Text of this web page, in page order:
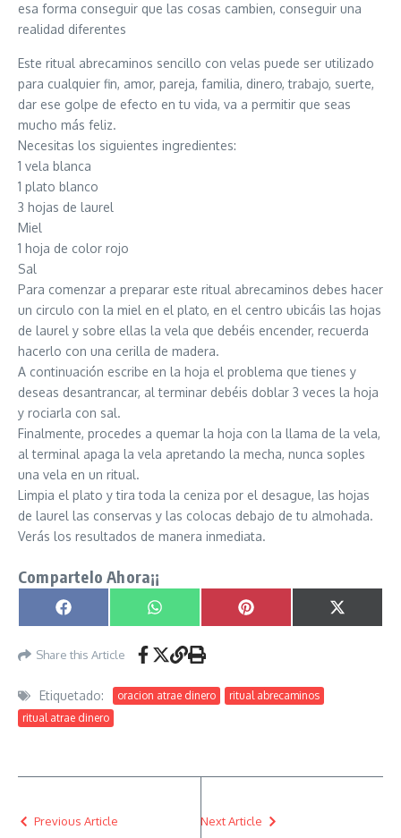
esa forma conseguir que las cosas cambien, conseguir una
realidad diferentes
Este ritual abrecaminos sencillo con velas puede ser utilizado
para cualquier fin, amor, pareja, familia, dinero, trabajo, suerte,
dar ese golpe de efecto en tu vida, va a permitir que seas
mucho más feliz.
Necesitas los siguientes ingredientes:
1 vela blanca
1 plato blanco
3 hojas de laurel
Miel
1 hoja de color rojo
Sal
Para comenzar a preparar este ritual abrecaminos debes hacer
un circulo con la miel en el plato, en el centro ubicáis las hojas
de laurel y sobre ellas la vela que debéis encender, recuerda
hacerlo con una cerilla de madera.
A continuación escribe en la hoja el problema que tienes y
deseas desantrancar, al terminar debéis doblar 3 veces la hoja
y rociarla con sal.
Finalmente, procedes a quemar la hoja con la llama de la vela,
al terminal apaga la vela apretando la mecha, nunca soples
una vela en un ritual.
Limpia el plato y tira toda la ceniza por el desague, las hojas
de laurel las conservas y las colocas debajo de tu almohada.
Verás los resultados de manera inmediata.
Compartelo Ahora¡¡
Compartir en
Facebook Compartir en
WhatsApp Compartir en
Pinterest
X
(Twitter)
Share this Article
Etiquetado: oracion atrae dinero
ritual abrecaminos
ritual atrae dinero
Previous Article Next Article